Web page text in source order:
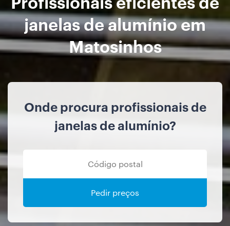
janelas de alumínio em
Matosinhos
Onde procura profissionais de
janelas de alumínio?
Pedir preços